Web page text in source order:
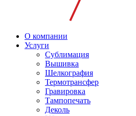
О компании
Услуги
Сублимация
Вышивка
Шелкография
Термотрансфер
Гравировка
Тампопечать
Деколь